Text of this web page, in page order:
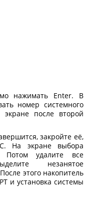
нажимать Enter. В
номер системного
после второй
закройте её,
На экране выбора
Потом удалите все
незанятое
этого накопитель
и установка системы